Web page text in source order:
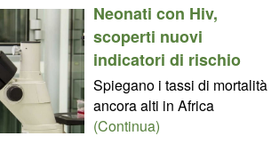
Neonati con Hiv,
scoperti nuovi
indicatori di rischio
Spiegano i tassi di mortalità
ancora alti in Africa
(Continua)